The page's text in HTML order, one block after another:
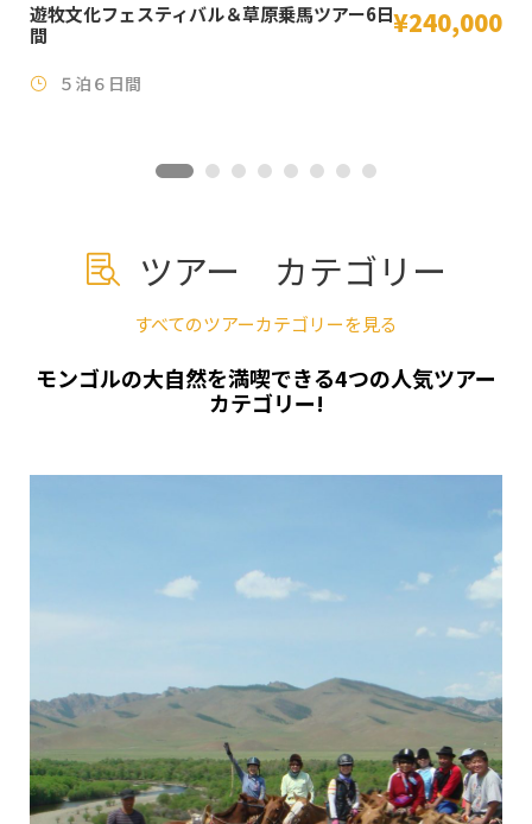
地方ナーダム体験＆草原乗馬6日間 ¥210,000
ツアー カテゴリー
すべてのツアーカテゴリーを見る
モンゴルの大自然を満喫できる4つの人気ツアー
カテゴリー!